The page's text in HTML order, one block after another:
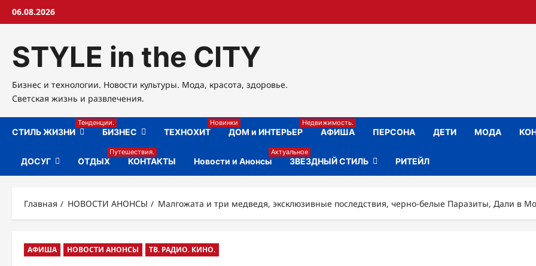
Перейти
06.08.2026
STYLE in the CITY
Бизнес и технологии. Новости культуры. Мода, красота, здоровье.
Светская жизнь и развлечения.
СТИЛЬ ЖИЗНИ
Тенденции.
БИЗНЕС ТЕХНОХИТ
Новинки
ДОМ и ИНТЕРЬЕР
Недвижимость.
АФИША ПЕРСОНА ДЕТИ МОДА
ДОСУГ ОТДЫХ
Путешествия.
КОНТАКТЫ Новости и Анонсы
Актуальное
ЗВЕЗДНЫЙ СТИЛЬ РИТЕЙЛ
Главная НОВОСТИ АНОНСЫ Малгожата и три медведя, эксклюзивные последствия, черно-белые Паразиты, Дали в
АФИША НОВОСТИ АНОНСЫ ТВ. РАДИО. КИНО.